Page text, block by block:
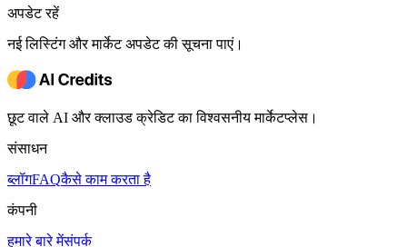
अपडेट रहें
नई लिस्टिंग और मार्केट अपडेट की सूचना पाएं।
छूट वाले AI और क्लाउड क्रेडिट का विश्वसनीय मार्केटप्लेस।
संसाधन
ब्लॉगFAQकैसे काम करता है
कंपनी
हमारे बारे मेंसंपर्क